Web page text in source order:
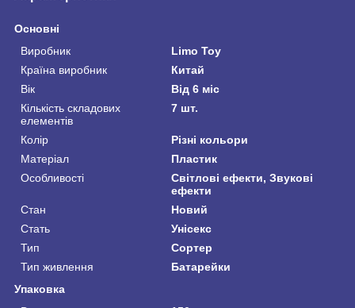
Основні
Виробник
Limo Toy
Країна виробник
Китай
Вік
Від 6 міс
Кількість складових
елементів
7 шт.
Колір
Різні кольори
Матеріал
Пластик
Особливості
Світлові ефекти, Звукові
ефекти
Стан
Новий
Стать
Унісекс
Тип
Сортер
Тип живлення
Батарейки
Упаковка